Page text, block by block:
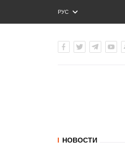
РУС
ENG
НОВОСТИ